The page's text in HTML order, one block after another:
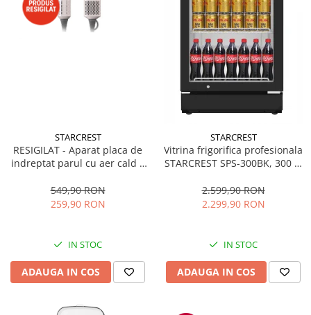
STARCREST
RESIGILAT - Aparat placa de
indreptat parul cu aer cald 2
1300 W, Uscare si indreptare,
Afisaj LCD, Tehnologie cu ioni
549,90 RON
259,90 RON
IN STOC
ADAUGA IN COS
STARCREST
Vitrina frigorifica profesionala
STARCREST SPS-300BK, 300 L,
LED, H 169.5 cm, Negru
2.599,90 RON
2.299,90 RON
IN STOC
ADAUGA IN COS